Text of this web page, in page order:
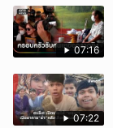
07:16
07:22